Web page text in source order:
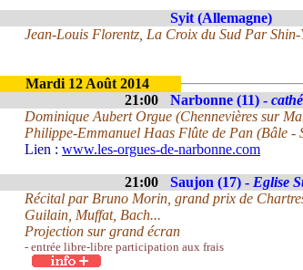
Syit (Allemagne)
Jean-Louis Florentz, La Croix du Sud Par Shin-
Mardi 12 Août 2014
21:00
Narbonne (11) -
Dominique Aubert Orgue (Chennevières sur
Philippe-Emmanuel Haas Flûte de Pan (Bâle -
Lien : www.les-orgues-de-narbonne.com
21:00 Saujon (17) - Eglise
Récital par Bruno Morin, grand prix de
Guilain, Muffat, Bach...
Projection sur grand écran
- entrée libre-libre participation aux frais